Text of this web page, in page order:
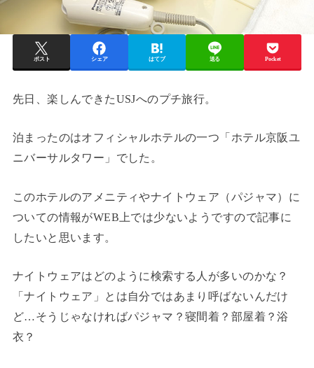
ポスト シェア はてブ 送る Pocket
先日、楽しんできたUSJへのプチ旅行。
泊まったのはオフィシャルホテルの一つ「ホテル京阪ユ
ニバーサルタワー」でした。
このホテルのアメニティやナイトウェア（パジャマ）に
ついての情報がWEB上では少ないようですので記事に
したいと思います。
ナイトウェアはどのように検索する人が多いのかな？
「ナイトウェア」とは自分ではあまり呼ばないんだけ
ど…そうじゃなければパジャマ？寝間着？部屋着？浴
衣？